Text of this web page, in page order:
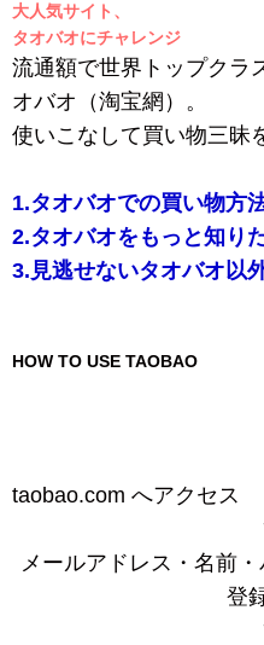
大人気サイト、
タオバオにチャレンジ
流通額で世界トップクラ
オバオ（淘宝網）。
使いこなして買い物三昧
1.タオバオでの買い物方
2.タオバオをもっと知り
3.見逃せないタオバオ以
HOW TO USE TAOBAO
taobao.com へアクセス
メールアドレス・名前
登